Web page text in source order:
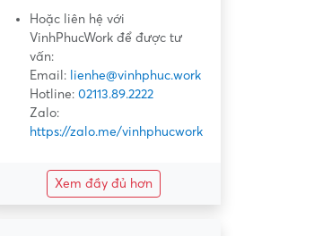
Hoặc liên hệ với
VinhPhucWork để được tư
vấn:
Email: lienhe@vinhphuc.work
Hotline: 02113.89.2222
Zalo:
https://zalo.me/vinhphucwork
Xem đầy đủ hơn